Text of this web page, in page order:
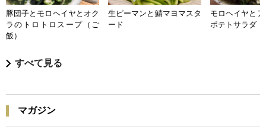
豚団子とモロヘイヤとオク
ラのトロトロスープ（ご
飯）
生ピーマンと鯖マヨマスタ
ード
モロヘイヤと
ポテトサラダ
すべて見る
マガジン